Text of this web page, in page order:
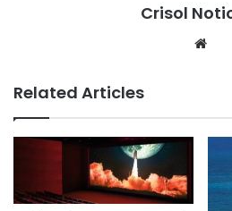
Crisol
Related Articles